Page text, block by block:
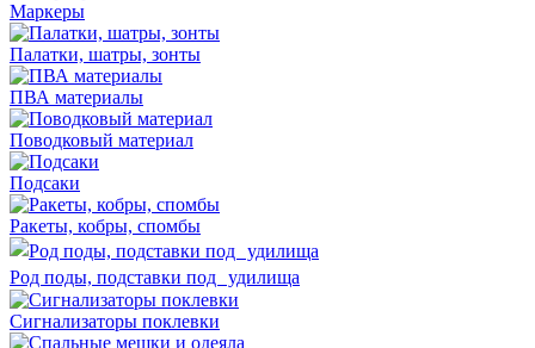
Маркеры
Палатки, шатры, зонты
ПВА материалы
Поводковый материал
Подсаки
Ракеты, кобры, спомбы
Род поды, подставки под удилища
Сигнализаторы поклевки